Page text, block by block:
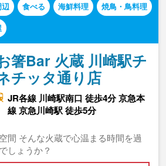
辺 食べる 海鮮料理
焼鳥・鳥料理
箸Bar 火蔵 川崎駅チ
チッタ通り店
JR各線 川崎駅南口 徒歩4分 京急本
線 京急川崎駅 徒歩5分
間 そんな火蔵で心温まる時間を過
しょうか？